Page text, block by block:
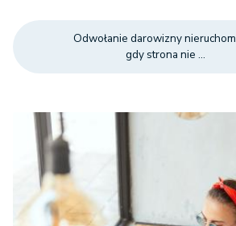
Odwołanie darowizny
gdy strona nie ...